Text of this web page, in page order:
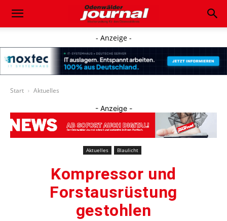
- Anzeige -
Start Aktuelles
- Anzeige -
Aktuelles Blaulicht
Kompressor und
Forstausrüstung
gestohlen